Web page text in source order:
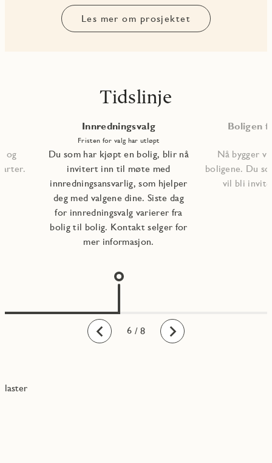
Les mer om prosjektet
Tidslinje
Bakover
og
Innredningsvalg
Fristen for valg har utløpt
Du som har kjøpt en bolig, blir nå
invitert inn til møte med
innredningsansvarlig, som hjelper
deg med valgene dine. Siste dag
for innredningsvalg varierer fra
bolig til bolig. Kontakt selger for
mer informasjon.
Boligen
Nå bygger
boligene. Du
vil bli
Fremover
1
2
3
4
5
6
7
8 / 8
laster